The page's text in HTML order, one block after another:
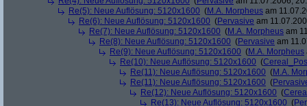
Re(5): Neue Auflösung: 5120x1600 (M.A. Morpheus am
Re(6): Neue Auflösung: 5120x1600 (Pervasive am
Re(7): Neue Auflösung: 5120x1600 (M.A. Morpheus am
Re(8): Neue Auflösung: 5120x1600 (Pervasive am
Re(9): Neue Auflösung: 5120x1600 (M.A. Morpheus
Re(10): Neue Auflösung: 5120x1600 (
Re(11): Neue Auflösung: 5120x1600 (M.A.
Re(11): Neue Auflösung: 5120x1600 (
Re(12): Neue Auflösung: 5120x1600 (
Re(13): Neue Auflösung: 5120x1600 (